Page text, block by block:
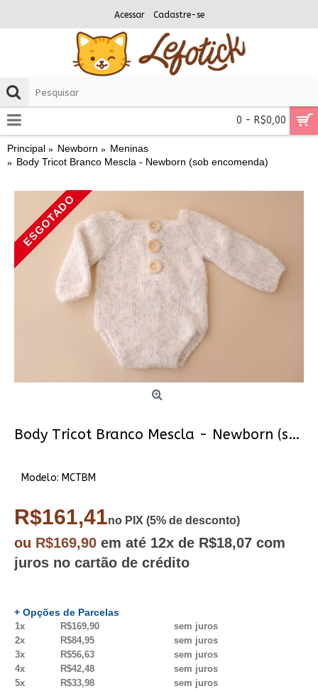
Acessar Cadastre-se
0 - R$0,00
Principal Newborn
Meninas
Body Tricot Branco Mescla - Newborn (sob encomenda)
ESGOTADO
Body Tricot Branco Mescla - Newborn (sob encomenda)
Modelo: MCTBM
R$161,41no PIX (5% de desconto)
ou R$169,90 em até 12x de R$18,07 com
juros no cartão de crédito
+ Opções de Parcelas
1x R$169,90
sem juros
2x
R$84,95
sem juros
3x
R$56,63
sem juros
4x
R$42,48
sem juros
5x
R$33,98
sem juros